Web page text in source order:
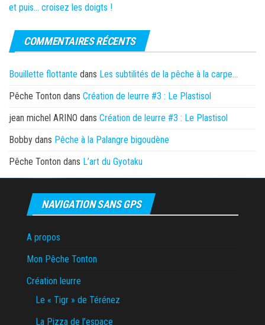
et puis… croisez les doigts !
COMMENTAIRES RÉCENTS
Bouillette flottante dans Les subtilités de la pêche à la carpe…
Pêche Tonton dans Création de leurre #3 : Le Plastisol
jean michel ARINO dans Création de leurre #3 : Le Plastisol
Bobby dans Pêche à la Palangre bigoudène
Pêche Tonton dans L’art du Gyotaku
NAVIGATION SANS GPS
A propos
Mon Pêche Tonton
Création leurre
Le « Tigr » de Térénez
La Pizza de l’espace